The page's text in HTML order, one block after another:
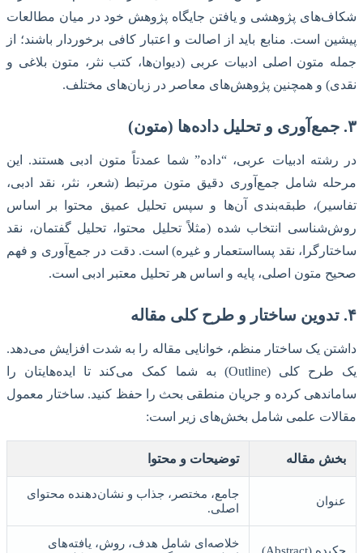
شکاف‌های پژوهشی و یافتن جایگاه پژوهش خود در میان مطالعات
پیشین است. منابع باید از اصالت و اعتبار کافی برخوردار باشند؛ از
جمله متون اصلی ادبیات عربی (دیوان‌ها، کتب نثر، متون بلاغی و
نقدی) و همچنین پژوهش‌های معاصر در زبان‌های مختلف.
۳. جمع‌آوری و تحلیل داده‌ها (متون)
در رشته ادبیات عربی، “داده” شما عمدتاً متون ادبی هستند. این
مرحله شامل جمع‌آوری دقیق متون مرتبط (شعر، نثر، نقد ادبی،
تفاسیر)، طبقه‌بندی آن‌ها و سپس تحلیل عمیق محتوا بر اساس
روش‌شناسی انتخاب شده (مثلاً تحلیل محتوا، تحلیل گفتمان، نقد
ساختارگرا، نقد پسااستعمار و غیره) است. دقت در جمع‌آوری و فهم
صحیح متون اصلی، پایه و اساس هر تحلیل معتبر ادبی است.
۴. تدوین ساختار و طرح کلی مقاله
داشتن یک ساختار منظم، خوانایی مقاله را به شدت افزایش می‌دهد.
یک طرح کلی (Outline) به شما کمک می‌کند تا ایده‌هایتان را
ساماندهی کرده و جریان منطقی بحث را حفظ کنید. ساختار معمول
مقالات علمی شامل بخش‌های زیر است:
بخش مقاله توضیحات و محتوا
عنوان
جامع، مختصر، جذاب و نشان‌دهنده محتوای
اصلی.
خلاصه‌ای شامل هدف، روش، یافته‌های